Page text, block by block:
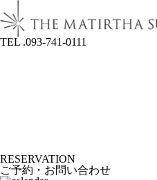
TEL .093-741-0111
RESERVATION
ご予約・お問い合わせ